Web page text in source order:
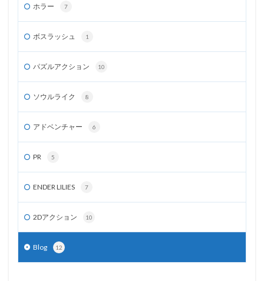
ホラー 7
ボスラッシュ 1
パズルアクション 10
ソウルライク 8
アドベンチャー 6
PR 5
ENDER LILIES 7
2Dアクション 10
Blog 12